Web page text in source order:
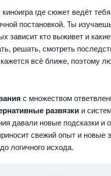
где сюжет ведёт
постановкой. Ты
зависит кто выживет и
решать, смотреть
всё ближе, поэтому
с множеством
развязки и
давали новые подсказки и
свежий опыт и новые
логичного исхода.